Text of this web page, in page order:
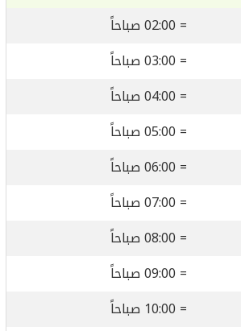
= 02:00 صباحاً
= 03:00 صباحاً
= 04:00 صباحاً
= 05:00 صباحاً
= 06:00 صباحاً
= 07:00 صباحاً
= 08:00 صباحاً
= 09:00 صباحاً
= 10:00 صباحاً